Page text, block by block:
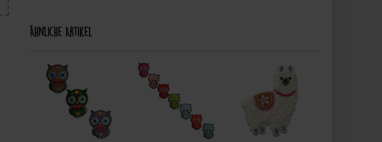
Ähnliche Artikel